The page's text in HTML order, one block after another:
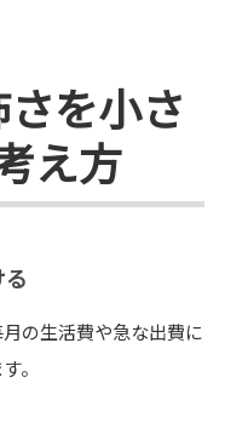
を小さ
え方
の生活費や急な出費に
。